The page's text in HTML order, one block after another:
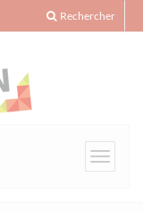
Rechercher
Toggle